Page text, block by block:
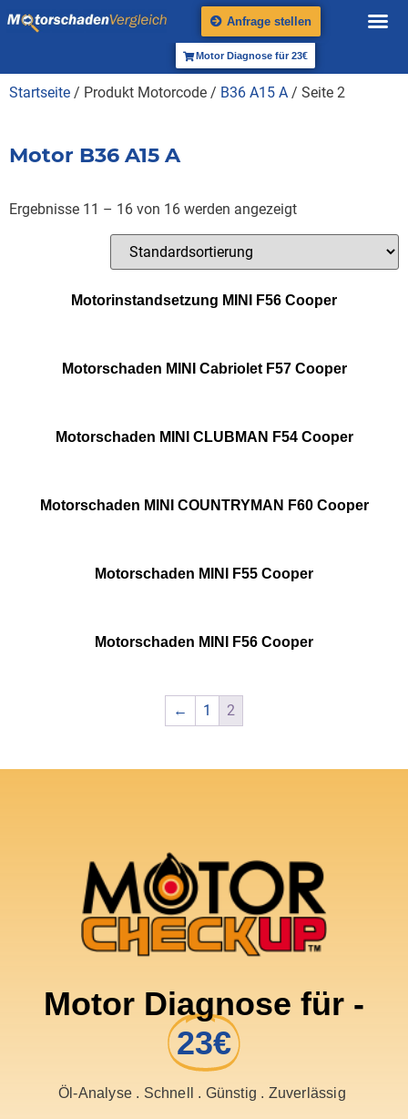
Anfrage stellen
Motor Diagnose für 23€
Startseite / Produkt Motorcode / B36 A15 A / Seite 2
Motor B36 A15 A
Ergebnisse 11 – 16 von 16 werden angezeigt
Motorinstandsetzung MINI F56 Cooper
Motorschaden MINI Cabriolet F57 Cooper
Motorschaden MINI CLUBMAN F54 Cooper
Motorschaden MINI COUNTRYMAN F60 Cooper
Motorschaden MINI F55 Cooper
Motorschaden MINI F56 Cooper
← 1 2
Motor Diagnose für -
23€
Öl-Analyse . Schnell . Günstig . Zuverlässig